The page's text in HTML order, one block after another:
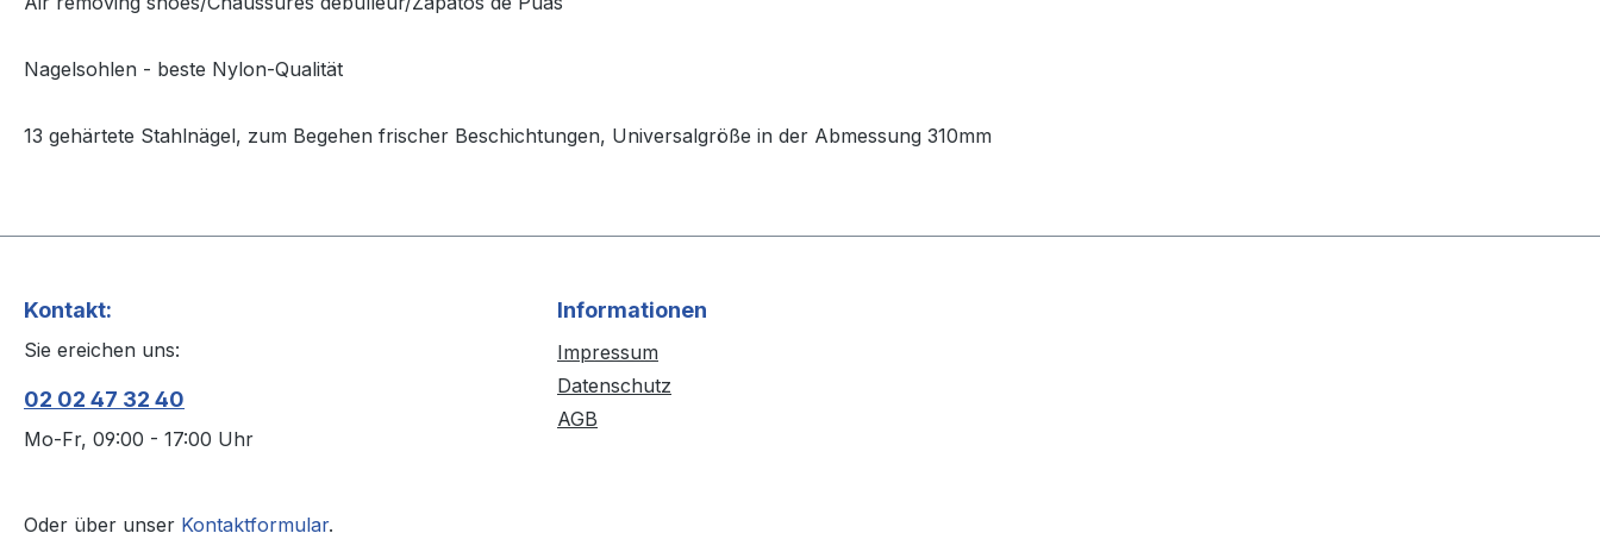
Nagelsohlen - beste Nylon-Qualität
13 gehärtete Stahlnägel, zum Begehen frischer Beschichtungen, Universalgröße in der Abmessung 310mm
Kontakt:
Sie ereichen uns:
02 02 47 32 40
Mo-Fr, 09:00 - 17:00 Uhr
Oder über unser Kontaktformular.
Informationen
Impressum
Datenschutz
AGB